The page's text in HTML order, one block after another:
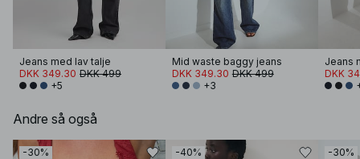
Jeans med lav talje
DKK 349.30 DKK 499
+5
Mid waste baggy jeans
DKK 349.30 DKK 499
+3
Jeans
DKK
Andre så også
-30% -40% -30%